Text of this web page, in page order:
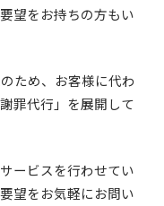
望をお持ちの方もい
ため、お客様に代わ
罪代行」を展開して
ービスを行わせてい
望をお気軽にお問い